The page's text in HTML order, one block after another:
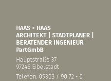
HAAS + HAAS
ARCHITEKT | STADTPLANER |
BERATENDER INGENIEUR
PartGmbB
Hauptstraße 37
97246 Eibelstadt
Telefon: 09303 / 90 72 - 0